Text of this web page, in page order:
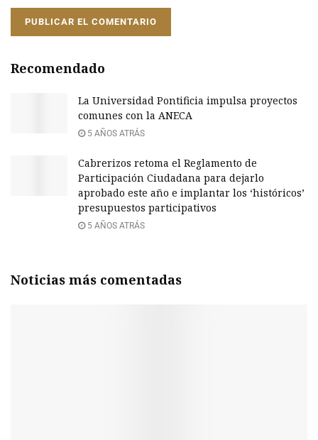
Recomendado
La Universidad Pontificia impulsa proyectos
comunes con la ANECA
5 AÑOS ATRÁS
Cabrerizos retoma el Reglamento de
Participación Ciudadana para dejarlo
aprobado este año e implantar los ‘históricos’
presupuestos participativos
5 AÑOS ATRÁS
Noticias más comentadas